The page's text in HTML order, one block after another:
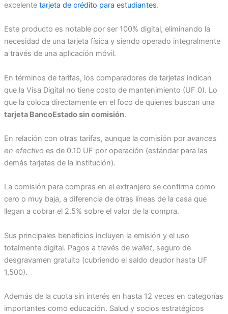
excelente tarjeta de crédito para estudiantes.
Este producto es notable por ser 100% digital, eliminando la
necesidad de una tarjeta física y siendo operado integralmente
a través de una aplicación móvil.
En términos de tarifas, los comparadores de tarjetas indican
que la Visa Digital no tiene costo de mantenimiento (UF 0). Lo
que la coloca directamente en el foco de quienes buscan una
tarjeta BancoEstado sin comisión.
En relación con otras tarifas, aunque la comisión por avances
en efectivo es de 0.10 UF por operación (estándar para las
demás tarjetas de la institución).
La comisión para compras en el extranjero se confirma como
cero o muy baja, a diferencia de otras líneas de la casa que
llegan a cobrar el 2.5% sobre el valor de la compra.
Sus principales beneficios incluyen la emisión y el uso
totalmente digital. Pagos a través de wallet, seguro de
desgravamen gratuito (cubriendo el saldo deudor hasta UF
1,500).
Además de la cuota sin interés en hasta 12 veces en categorías
importantes como educación. Salud y socios estratégicos